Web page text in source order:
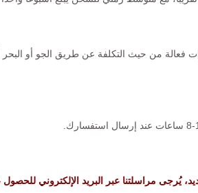
فعالة من حيث التكلفة عن طريق الجو أو
يُرجى مراسلتنا عبر البريد الإلكتروني